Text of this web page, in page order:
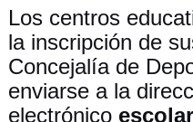
Los centros
la inscripción de
Concejalía de
enviarse a la
electrónico